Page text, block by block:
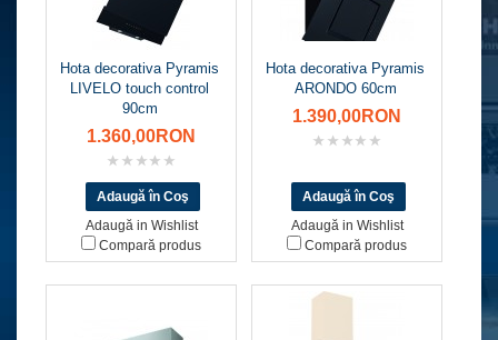
Hota decorativa Pyramis
LIVELO touch control
90cm
1.360,00RON
Adaugă in Wishlist
Compară produs
Hota decorativa Pyramis
ARONDO 60cm
1.390,00RON
Adaugă in Wishlist
Compară produs